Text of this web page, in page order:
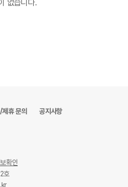
없습니다.
제휴 문의 공지사항
확인
호